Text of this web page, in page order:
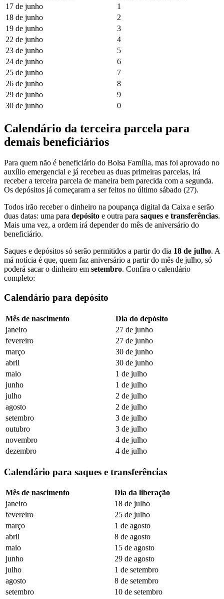
17 de junho
1
18 de junho
2
19 de junho
3
22 de junho
4
23 de junho
5
24 de junho
6
25 de junho
7
26 de junho
8
29 de junho
9
30 de junho
0
Calendário da terceira parcela para
demais beneficiários
Para quem não é beneficiário do Bolsa Família, mas foi aprovado no
auxílio emergencial e já recebeu as duas primeiras parcelas, irá
receber a terceira parcela de maneira bem parecida com a segunda.
Os depósitos já começaram a ser feitos no último sábado (27).
Todos irão receber o dinheiro na poupança digital da Caixa e serão
duas datas: uma para depósito e outra para saques e transferências.
Mais uma vez, a ordem irá depender do mês de aniversário do
beneficiário.
Saques e depósitos só serão permitidos a partir do dia 18 de julho. A
má notícia é que, quem faz aniversário a partir do mês de julho, só
poderá sacar o dinheiro em setembro. Confira o calendário
completo:
Calendário para depósito
Mês de nascimento
Dia do depósito
janeiro
27 de junho
fevereiro
27 de junho
março
30 de junho
abril
30 de junho
maio
1 de julho
junho
1 de julho
julho
2 de julho
agosto
2 de julho
setembro
3 de julho
outubro
3 de julho
novembro
4 de julho
dezembro
4 de julho
Calendário para saques e transferências
Mês de nascimento
Dia da liberação
janeiro
18 de julho
fevereiro
25 de julho
março
1 de agosto
abril
8 de agosto
maio
15 de agosto
junho
29 de agosto
julho
1 de setembro
agosto
8 de setembro
setembro
10 de setembro